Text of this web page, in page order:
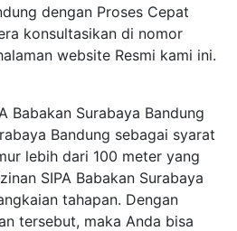
dengan Proses Cepat
konsultasikan di nomor
website Resmi kami ini.
Babakan Surabaya Bandung
Bandung sebagai syarat
lebih dari 100 meter yang
SIPA Babakan Surabaya
tahapan. Dengan
tersebut, maka Anda bisa